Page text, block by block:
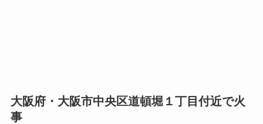
大阪府・大阪市中央区道頓堀１丁目付近で火
事